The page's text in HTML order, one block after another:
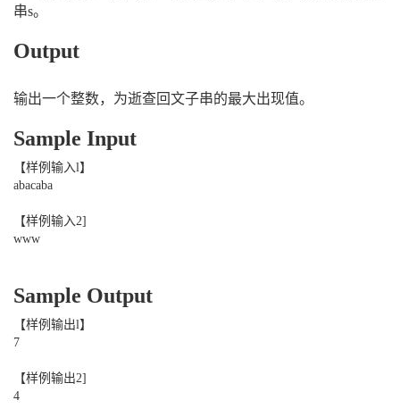
串s。
Output
输出一个整数，为逝查回文子串的最大出现值。
Sample Input
【样例输入l】
abacaba
【样例输入2]
www
Sample Output
【样例输出l】
7
【样例输出2]
4